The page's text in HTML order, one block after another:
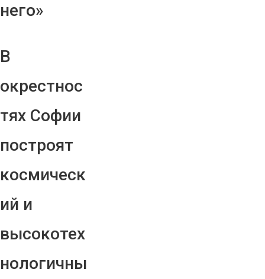
него»
В
окрестнос
тях Софии
построят
космическ
ий и
высокотех
нологичны